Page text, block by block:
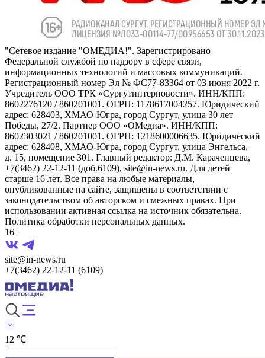
"Сетевое издание "ОМЕДИА!". Зарегистрировано
Федеральной службой по надзору в сфере связи,
информационных технологий и массовых коммуникаций.
Регистрационный номер Эл № ФС77-83364 от 03 июня 2022 г.
Учредитель ООО ТРК «Сургутинтерновости». ИНН/КПП:
8602276120 / 860201001. ОГРН: 1178617004257. Юридический
адрес: 628403, ХМАО-Югра, город Сургут, улица 30 лет
Победы, 27/2. Партнер ООО «ОМедиа». ИНН/КПП:
8602303021 / 860201001. ОГРН: 1218600006635. Юридический
адрес: 628408, ХМАО-Югра, город Сургут, улица Энгельса,
д. 15, помещение 301. Главный редактор: Д.М. Караченцева,
+7(3462) 22-12-11 (доб.6109), site@in-news.ru. Для детей
старше 16 лет. Все права на любые материалы,
опубликованные на сайте, защищены в соответствии с
законодательством об авторском и смежных правах. При
использовании активная ссылка на источник обязательна.
Политика обработки персональных данных.
16+
site@in-news.ru
+7(3462) 22-12-11 (6109)
12 ℃